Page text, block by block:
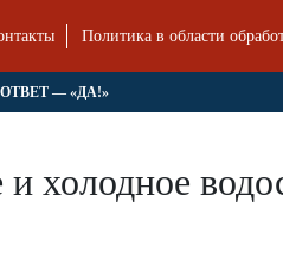
Политика в области
— «ДА!»
холодное